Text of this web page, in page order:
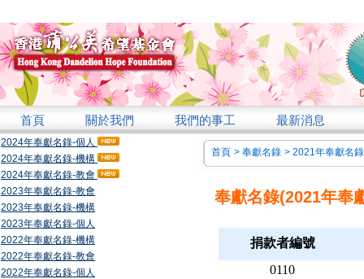
首頁 關於我們 我們的事工 最新消息
2024年奉獻名錄-個人
2024年奉獻名錄-機構
2024年奉獻名錄-教會
2023年奉獻名錄-教會
2023年奉獻名錄-機構
2023年奉獻名錄-個人
2022年奉獻名錄-機構
2022年奉獻名錄-教會
2022年奉獻名錄-個人
首頁 > 奉獻名錄 > 2021年奉獻名
奉獻名錄(2021年奉
捐款者編號
0110